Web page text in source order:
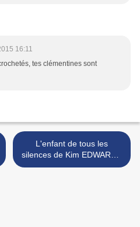
16:11
tes clémentines sont
L'enfant de tous les
silences de Kim EDWARDS
- Avis littéraire >